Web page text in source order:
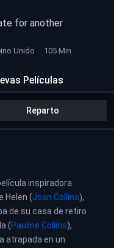
for another
Unido
105 Min.
Películas
Reparto
inspiradora
Helen (Joan Collins),
de su casa de retiro
(Pauline Collins),
atrapada en un